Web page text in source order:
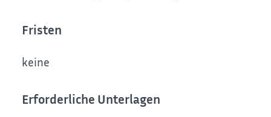
Fristen
keine
Erforderliche Unterlagen